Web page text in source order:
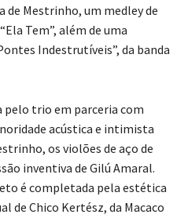
de Mestrinho, um medley de
Tem”, além de uma
Indestrutíveis”, da banda
pelo trio em parceria com
acústica e intimista
os violões de aço de
inventiva de Gilú Amaral.
é completada pela estética
de Chico Kertész, da Macaco